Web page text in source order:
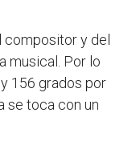
y del
musical. Por lo
156 grados por
se toca con un